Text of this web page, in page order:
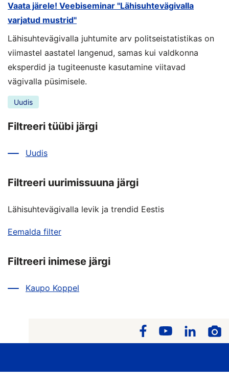
Vaata järele! Veebiseminar "Lähisuhtevägivalla
varjatud mustrid"
Lähisuhtevägivalla juhtumite arv politseistatistikas on
viimastel aastatel langenud, samas kui valdkonna
eksperdid ja tugiteenuste kasutamine viitavad
vägivalla püsimisele.
Uudis
Filtreeri tüübi järgi
Uudis
Filtreeri uurimissuuna järgi
Lähisuhtevägivalla levik ja trendid Eestis
Eemalda filter
Filtreeri inimese järgi
Kaupo Koppel